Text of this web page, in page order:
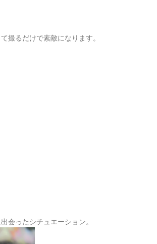
撮るだけで素敵になります。
会ったシチュエーション。